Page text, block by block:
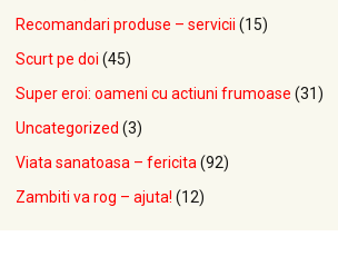
Recomandari produse – servicii (15)
Scurt pe doi (45)
Super eroi: oameni cu actiuni frumoase (31)
Uncategorized (3)
Viata sanatoasa – fericita (92)
Zambiti va rog – ajuta! (12)